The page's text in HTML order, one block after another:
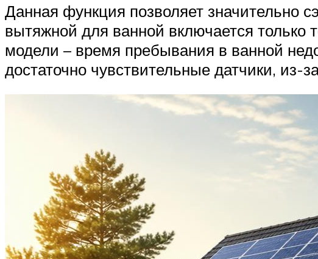
Данная функция позволяет значительно
вытяжной для ванной включается только
модели – время пребывания в ванной
достаточно чувствительные датчики, из-